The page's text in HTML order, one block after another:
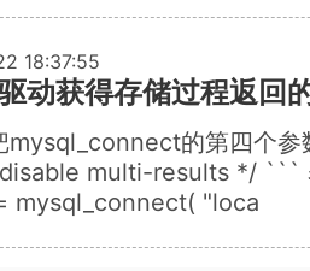
18:37:55
动获得存储过程返回
mysql_connect的第四个
multi-results */ ```
mysql_connect( "loca